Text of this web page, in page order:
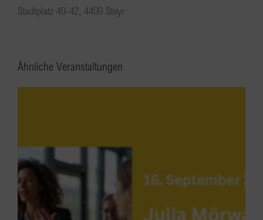
Stadtplatz 40-42, 4400 Steyr
Ähnliche Veranstaltungen